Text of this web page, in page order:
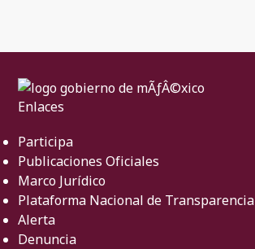
Enlaces
Participa
Publicaciones Oficiales
Marco Jurídico
Plataforma Nacional de Transparencia
Alerta
Denuncia